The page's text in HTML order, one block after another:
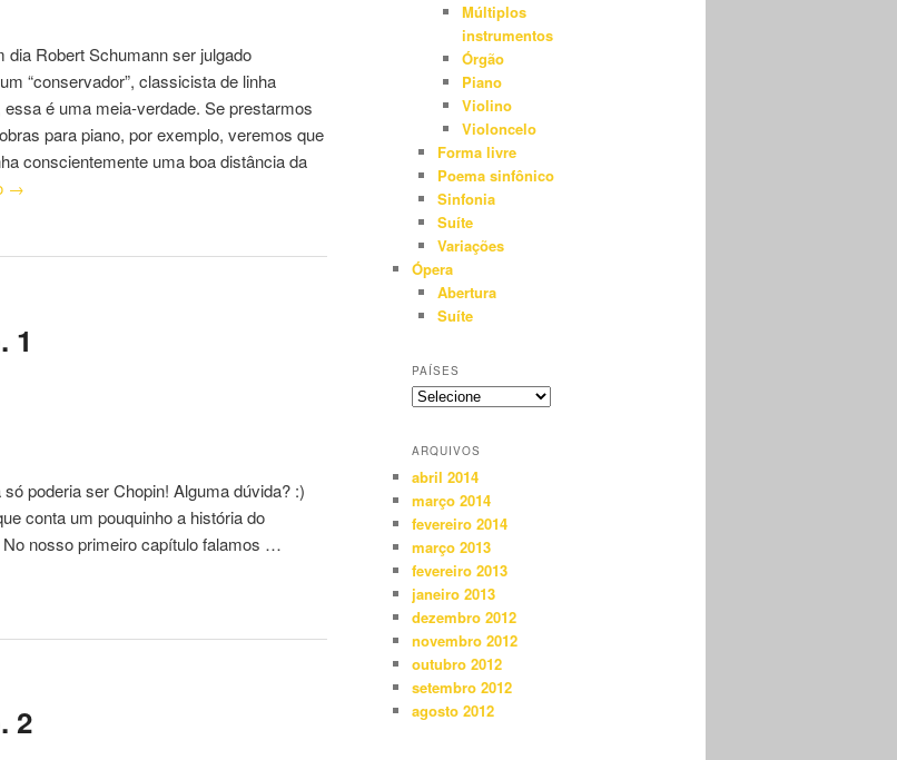
dia Robert Schumann ser julgado
“conservador”, classicista de linha
essa é uma meia-verdade. Se prestarmos
para piano, por exemplo, veremos que
conscientemente uma boa distância da
→
1
poderia ser Chopin! Alguma dúvida? :)
conta um pouquinho a história do
nosso primeiro capítulo falamos …
2
Múltiplos
instrumentos
Órgão
Piano
Violino
Violoncelo
Forma livre
Poema sinfônico
Sinfonia
Suíte
Variações
Ópera
Abertura
Suíte
PAÍSES
ARQUIVOS
abril 2014
março 2014
fevereiro 2014
março 2013
fevereiro 2013
janeiro 2013
dezembro 2012
novembro 2012
outubro 2012
setembro 2012
agosto 2012